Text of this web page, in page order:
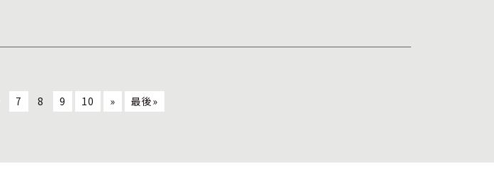
7 8 9 10 » 最後»